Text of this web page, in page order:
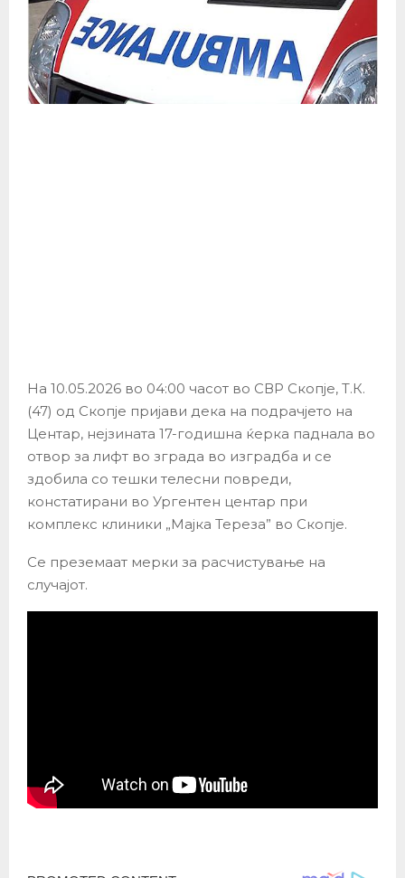
На 10.05.2026 во 04:00 часот во СВР Скопје, Т.К.
(47) од Скопје пријави дека на подрачјето на
Центар, нејзината 17-годишна ќерка паднала во
отвор за лифт во зграда во изградба и се
здобила со тешки телесни повреди,
констатирани во Ургентен центар при
комплекс клиники „Мајка Тереза” во Скопје.
Се преземаат мерки за расчистување на
случајот.